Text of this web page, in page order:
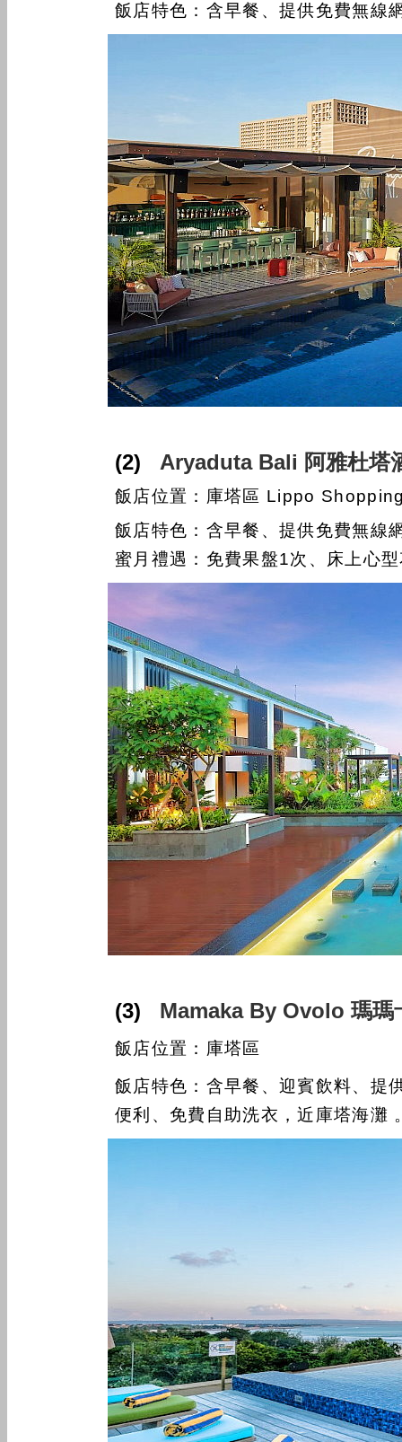
飯店特色：含早餐、提供免費無
(2) Aryaduta Bali 阿雅杜塔
飯店位置：庫塔區 Lippo
飯店特色：含早餐、提供免費無線
蜜月禮遇：免費果盤1次、床上心
(3) Mamaka By Ovolo 瑪瑪
飯店位置：庫塔區
飯店特色：含早餐、迎賓飲料、提
便利、免費自助洗衣，近庫塔海灘